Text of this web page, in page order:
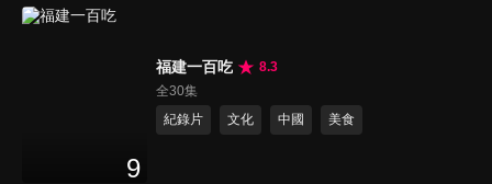
9
福建一百吃
8.3
全30集
紀錄片
文化 中國 美食